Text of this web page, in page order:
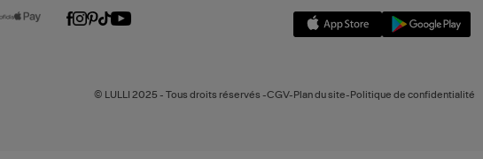
© LULLI 2025 - Tous droits réservés -CGV-Plan du site-Politique de confidentialité